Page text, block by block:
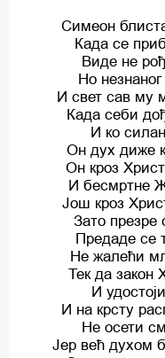
Симеон
Када се
Виде не
Но
И свет сав му
Када себи
И ко
Он дух диже
Он кроз
И бесмртне
Још кроз
Зато презре
Предаде се
Не жалећи
Тек да закон
И
И на крсту
Не осети
Јер већ духом